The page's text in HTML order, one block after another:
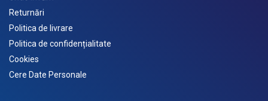
Returnări
Politica de livrare
Politica de confidențialitate
Cookies
Cere Date Personale